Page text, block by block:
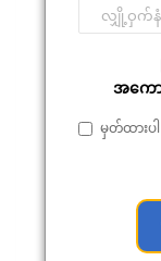
အကေ
မှတ်ထားပါ